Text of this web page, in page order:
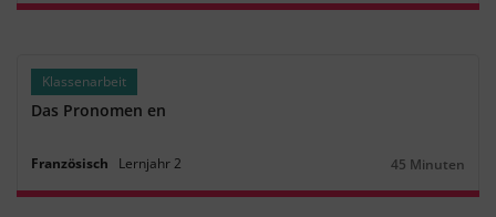
Klassenarbeit
Das Pronomen en
Französisch Lernjahr2
Dauer:
45 Minuten